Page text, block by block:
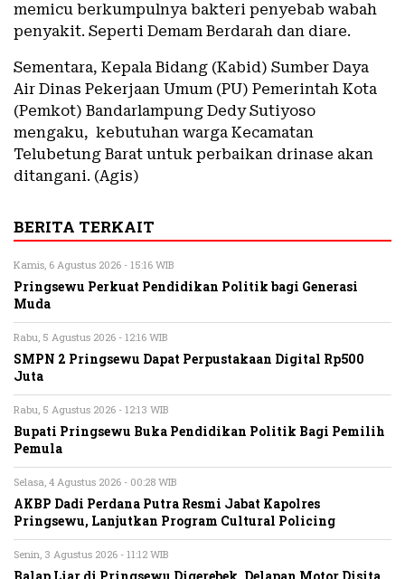
memicu berkumpulnya bakteri penyebab wabah
penyakit. Seperti Demam Berdarah dan diare.
Sementara, Kepala Bidang (Kabid) Sumber Daya
Air Dinas Pekerjaan Umum (PU) Pemerintah Kota
(Pemkot) Bandarlampung Dedy Sutiyoso
mengaku, kebutuhan warga Kecamatan
Telubetung Barat untuk perbaikan drinase akan
ditangani. (Agis)
BERITA TERKAIT
Kamis, 6 Agustus 2026 - 15:16 WIB
Pringsewu Perkuat Pendidikan Politik bagi Generasi
Muda
Rabu, 5 Agustus 2026 - 12:16 WIB
SMPN 2 Pringsewu Dapat Perpustakaan Digital Rp500
Juta
Rabu, 5 Agustus 2026 - 12:13 WIB
Bupati Pringsewu Buka Pendidikan Politik Bagi Pemilih
Pemula
Selasa, 4 Agustus 2026 - 00:28 WIB
AKBP Dadi Perdana Putra Resmi Jabat Kapolres
Pringsewu, Lanjutkan Program Cultural Policing
Senin, 3 Agustus 2026 - 11:12 WIB